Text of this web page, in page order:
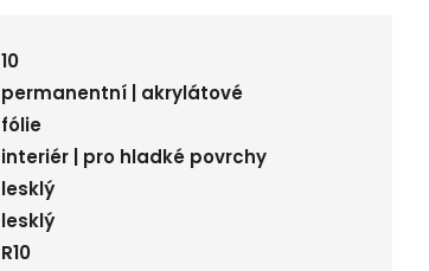
10
permanentní | akrylátové
fólie
interiér | pro hladké povrchy
lesklý
lesklý
R10